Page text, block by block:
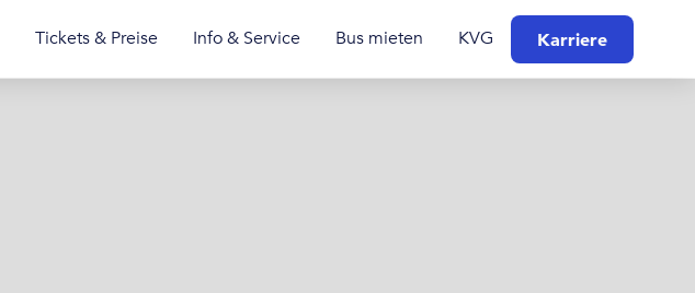
Tickets & Preise Info & Service Bus mieten KVG Karriere